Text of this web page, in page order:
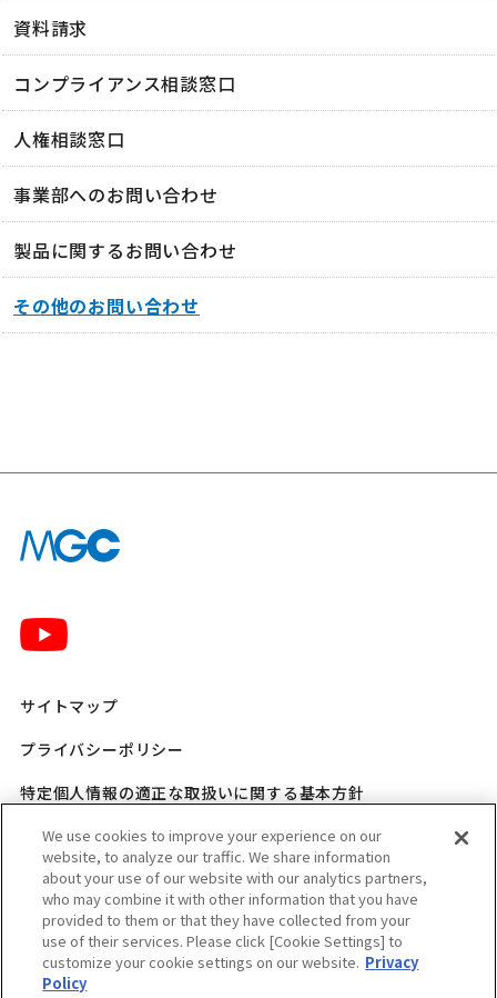
資料請求
コンプライアンス相談窓口
人権相談窓口
事業部へのお問い合わせ
製品に関するお問い合わせ
その他のお問い合わせ
サイトマップ
プライバシーポリシー
特定個人情報の適正な取扱いに関する基本方針
三菱ガス化学 SNSポリシー
ご利用規程
ウェブアクセシビリティ方針
適格請求書発行事業者登録番号のお知らせ
We use cookies to improve your experience on our
website, to analyze our traffic. We share information
about your use of our website with our analytics partners,
who may combine it with other information that you have
provided to them or that they have collected from your
use of their services. Please click [Cookie Settings] to
customize your cookie settings on our website. Privacy
Policy